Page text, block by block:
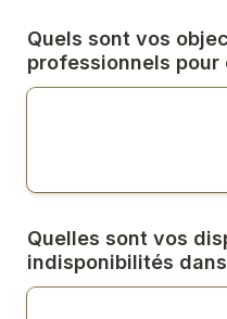
Quels sont vos
professionnels pour
Quelles sont vos
indisponibilités